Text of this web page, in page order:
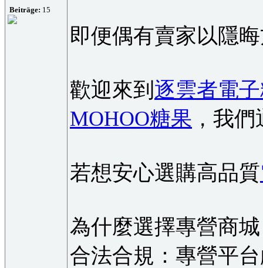
Beiträge: 15
即便偶有賣家以隱
歡迎來到 逐雲者電
MOHOO糖果 ，我
若想安心選購高品質
為什麼選擇專營商
合法合規：專營平